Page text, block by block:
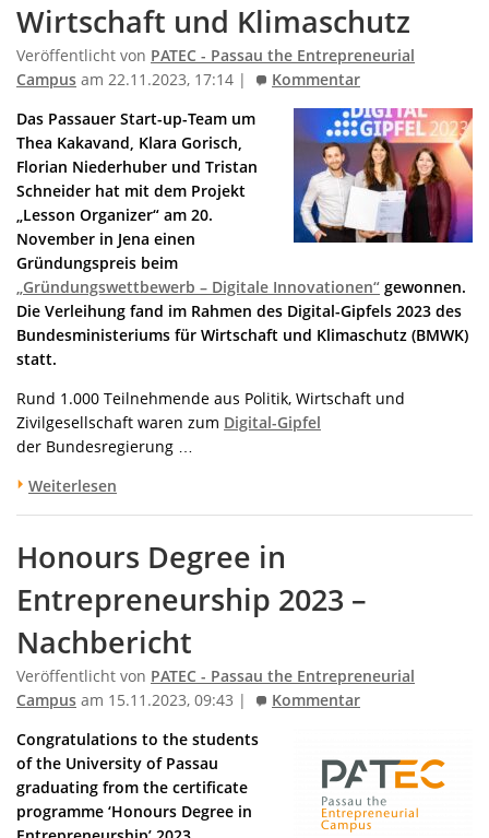
Wirtschaft und Klimaschutz
Veröffentlicht von PATEC - Passau the Entrepreneurial
Campus am 22.11.2023, 17:14 | Kommentar
Das Passauer Start-up-Team um
Thea Kakavand, Klara Gorisch,
Florian Niederhuber und Tristan
Schneider hat mit dem Projekt
„Lesson Organizer“ am 20.
November in Jena einen
Gründungspreis beim
„Gründungswettbewerb – Digitale Innovationen“ gewonnen.
Die Verleihung fand im Rahmen des Digital-Gipfels 2023 des
Bundesministeriums für Wirtschaft und Klimaschutz (BMWK)
statt.
Rund 1.000 Teilnehmende aus Politik, Wirtschaft und
Zivilgesellschaft waren zum Digital-Gipfel
der Bundesregierung …
Weiterlesen
Honours Degree in
Entrepreneurship 2023 –
Nachbericht
Veröffentlicht von PATEC - Passau the Entrepreneurial
Campus am 15.11.2023, 09:43 | Kommentar
Congratulations to the students
of the University of Passau
graduating from the certificate
programme ‘Honours Degree in